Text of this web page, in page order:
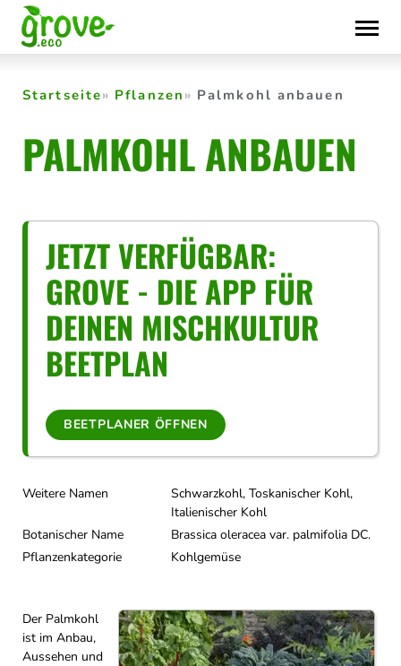
Skip
to
content
Startseite Pflanzen Palmkohl anbauen
PALMKOHL ANBAUEN
JETZT VERFÜGBAR:
GROVE - DIE APP FÜR
DEINEN MISCHKULTUR
BEETPLAN
BEETPLANER ÖFFNEN
Weitere Namen
Schwarzkohl, Toskanischer Kohl,
Italienischer Kohl
Botanischer Name
Brassica oleracea var. palmifolia DC.
Pflanzenkategorie
Kohlgemüse
Der Palmkohl
ist im Anbau,
Aussehen und